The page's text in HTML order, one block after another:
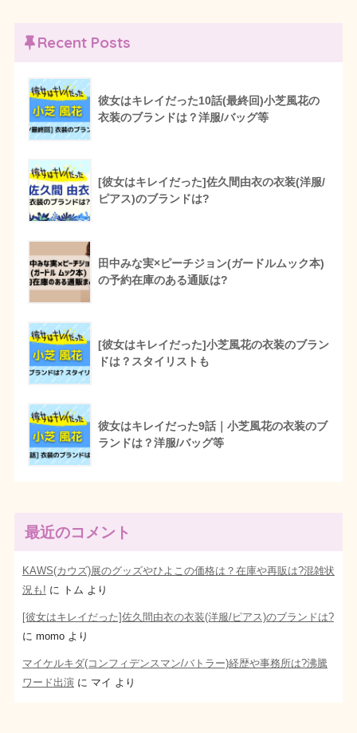
Recent Posts
彼女はキレイだった10話(最終回)小芝風花の
衣装のブランドは？洋服/バッグ等
[彼女はキレイだった]佐久間由衣の衣装(洋服/
ピアス)のブランドは?
田中みな実×ピーチジョン(ガードルムック本)
の予約在庫のある通販は?
[彼女はキレイだった]小芝風花の衣装のブラン
ドは？スタイリストも
彼女はキレイだった9話｜小芝風花の衣装のブ
ランドは？洋服/バッグ等
最近のコメント
KAWS(カウズ)展のグッズやひよこの価格は？在庫や再販は?混雑状
況も! に トム より
[彼女はキレイだった]佐久間由衣の衣装(洋服/ピアス)のブランドは?
に momoより
マイケルキダ(コンフィデンスマン/バトラー)経歴や事務所は?沸騰
ワード出演に マイ より